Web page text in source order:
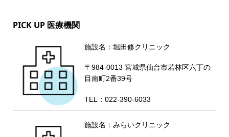
PICK UP 医療機関
施設名：堀田修クリニック
〒984-0013 宮城県仙台市若林区六丁の
目南町2番39号
TEL：022-390-6033
施設名：みらいクリニック